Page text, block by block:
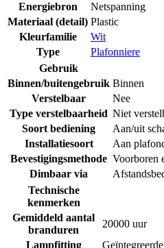
Energiebron
Netspanning
Materiaal (detail) Plastic
Kleurfamilie
Wit
Type
Plafonniere
Gebruik
Binnen/buitengebruik Binnen
Verstelbaar
Nee
Type verstelbaarheid Niet
Soort bediening
Aan/uit
Installatiesoort
Aan
Bevestigingsmethode Voorboren
Dimbaar via
Technische
kenmerken
Gemiddeld aantal
branduren
20000 uur
Lampfitting